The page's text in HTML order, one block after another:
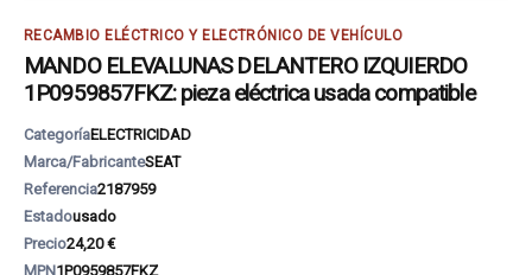
RECAMBIO ELÉCTRICO Y ELECTRÓNICO DE VEHÍCULO
MANDO ELEVALUNAS DELANTERO IZQUIERDO
1P0959857FKZ: pieza eléctrica usada compatible
CategoríaELECTRICIDAD
Marca/FabricanteSEAT
Referencia2187959
Estadousado
Precio24,20 €
MPN1P0959857FKZ